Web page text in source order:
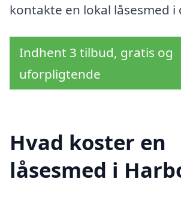
kontakte en lokal låsesmed i
Indhent 3 tilbud, gratis og
uforpligtende
Hvad koster en
låsesmed i